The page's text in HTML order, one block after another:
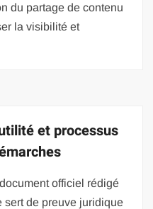
du partage de contenu
la visibilité et
et processus
officiel rédigé
sert de preuve juridique